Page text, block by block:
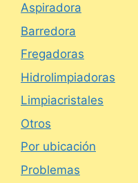
Aspiradora
Barredora
Fregadoras
Hidrolimpiadoras
Limpiacristales
Otros
Por ubicación
Problemas